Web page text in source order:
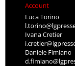
Account
Luca Torino
Ivana Cretier
Daniele Fimiano